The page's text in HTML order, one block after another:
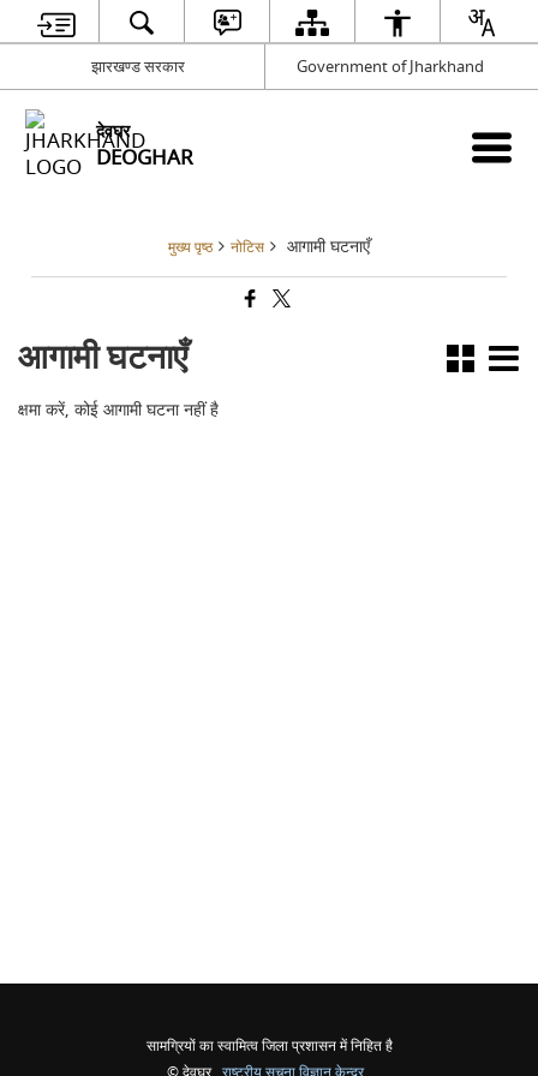
झारखण्ड सरकार Government of Jharkhand
देवघर
DEOGHAR
मुख्य पृष्ठ नोटिस आगामी घटनाएँ
आगामी घटनाएँ
क्षमा करें, कोई आगामी घटना नहीं है
सामग्रियों का स्वामित्व जिला प्रशासन में निहित है